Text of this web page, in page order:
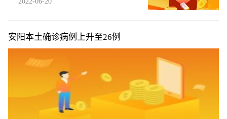
安阳本土确诊病例上升至26例